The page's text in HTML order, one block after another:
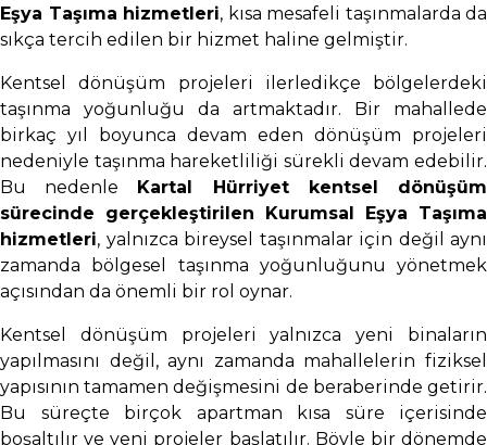
Eşya Taşıma hizmetleri, kısa mesafeli taşınmalarda da
sıkça tercih edilen bir hizmet haline gelmiştir.
Kentsel dönüşüm projeleri ilerledikçe bölgelerdeki
taşınma yoğunluğu da artmaktadır. Bir mahallede
birkaç yıl boyunca devam eden dönüşüm projeleri
nedeniyle taşınma hareketliliği sürekli devam edebilir.
Bu nedenle
Kartal Hürriyet kentsel dönüşüm
sürecinde gerçekleştirilen Kurumsal Eşya Taşıma
hizmetleri, yalnızca bireysel taşınmalar için değil aynı
zamanda bölgesel taşınma yoğunluğunu yönetmek
açısından da önemli bir rol oynar.
Kentsel dönüşüm projeleri yalnızca yeni binaların
yapılmasını değil, aynı zamanda mahallelerin fiziksel
yapısının tamamen değişmesini de beraberinde getirir.
Bu süreçte birçok apartman kısa süre içerisinde
boşaltılır ve yeni projeler başlatılır. Böyle bir dönemde